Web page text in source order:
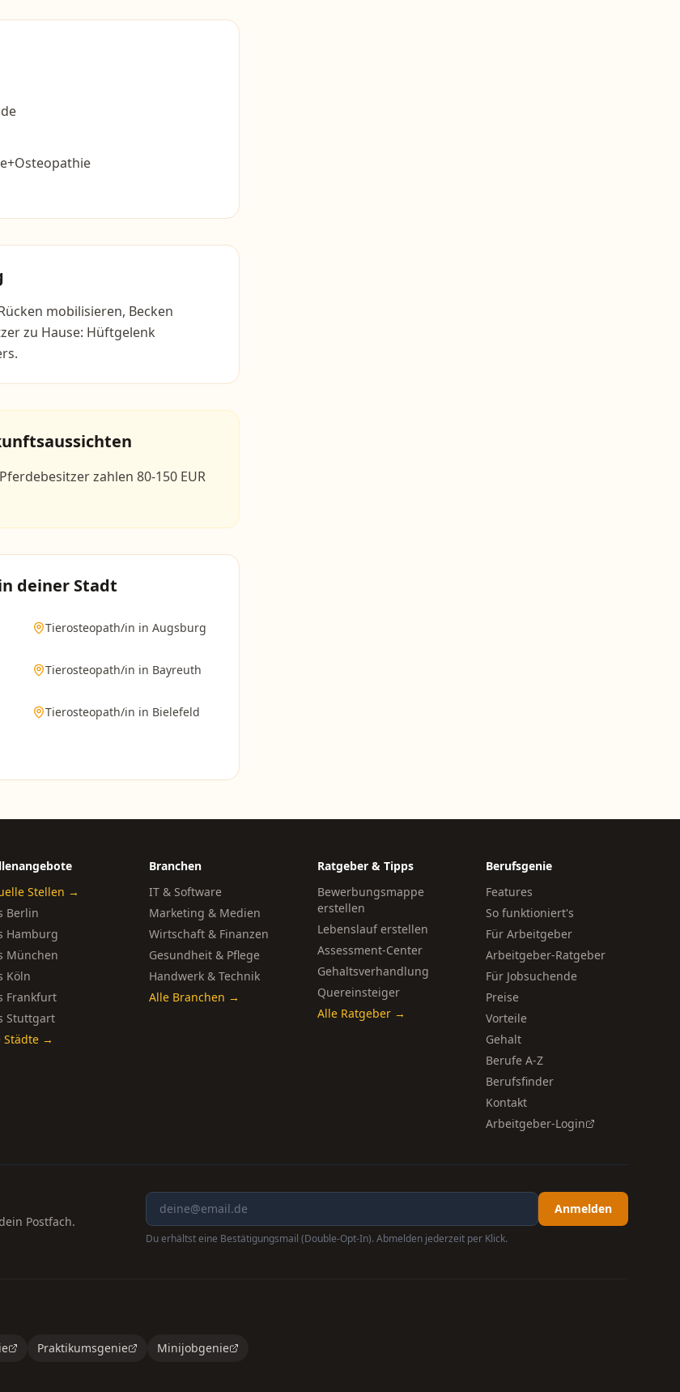
mobilisieren, Becken
zu Hause: Hüftgelenk
zahlen 80-150 EUR
deiner Stadt
Tierosteopath/in in Augsburg
Tierosteopath/in in Bayreuth
Tierosteopath/in in Bielefeld
Stellen →
Berlin
Hamburg
München
Köln
Frankfurt
Stuttgart
Städte →
Branchen
IT & Software
Marketing & Medien
Wirtschaft & Finanzen
Gesundheit & Pflege
Handwerk & Technik
Alle Branchen →
Ratgeber & Tipps
Bewerbungsmappe
erstellen
Lebenslauf erstellen
Assessment-Center
Gehaltsverhandlung
Quereinsteiger
Alle Ratgeber →
Berufsgenie
Features
So funktioniert's
Für Arbeitgeber
Arbeitgeber-Ratgeber
Für Jobsuchende
Preise
Vorteile
Gehalt
Berufe A-Z
Berufsfinder
Kontakt
Arbeitgeber-Login
Postfach.
Anmelden
Du erhältst eine Bestätigungsmail (Double-Opt-In). Abmelden jederzeit per Klick.
Praktikumsgenie Minijobgenie